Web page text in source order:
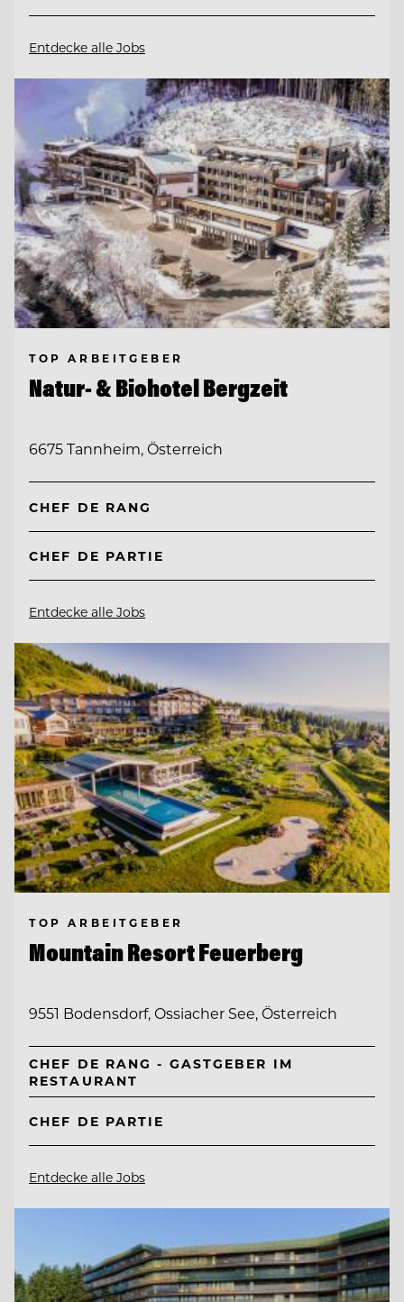
Entdecke alle Jobs
TOP ARBEITGEBER
Natur- & Biohotel Bergzeit
6675 Tannheim, Österreich
CHEF DE RANG
CHEF DE PARTIE
Entdecke alle Jobs
TOP ARBEITGEBER
Mountain Resort Feuerberg
9551 Bodensdorf, Ossiacher See, Österreich
CHEF DE RANG - GASTGEBER IM
RESTAURANT
CHEF DE PARTIE
Entdecke alle Jobs